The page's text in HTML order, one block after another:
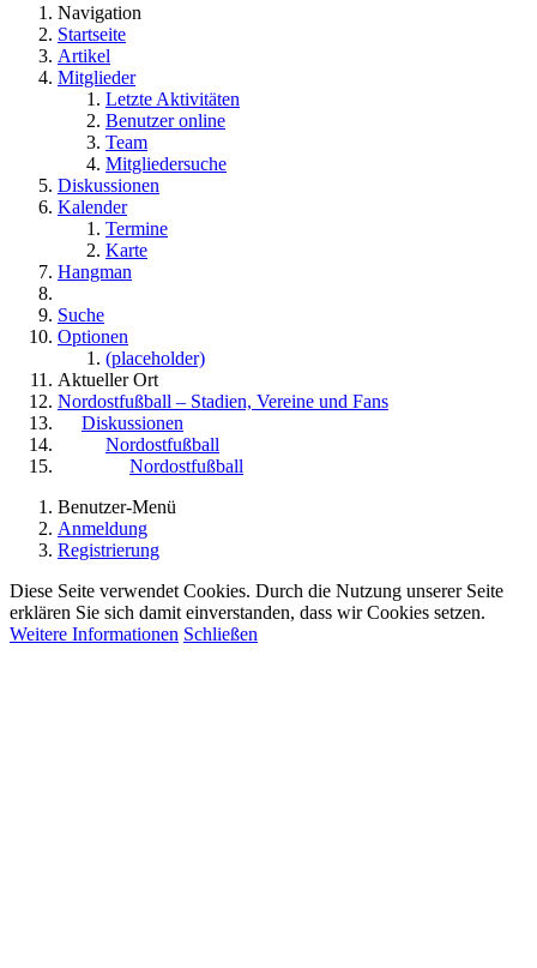
Navigation
Startseite
Artikel
Mitglieder
Letzte Aktivitäten
Benutzer online
Team
Mitgliedersuche
Diskussionen
Kalender
Termine
Karte
Hangman
Suche
Optionen
(placeholder)
Aktueller Ort
Nordostfußball – Stadien, Vereine und Fans
Diskussionen
Nordostfußball
Nordostfußball
Benutzer-Menü
Anmeldung
Registrierung
Diese Seite verwendet Cookies. Durch die Nutzung unserer Seite
erklären Sie sich damit einverstanden, dass wir Cookies setzen.
Weitere Informationen Schließen